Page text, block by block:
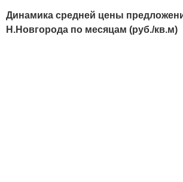
Динамика средней цены
Н.Новгорода по месяцам (руб./кв.м)